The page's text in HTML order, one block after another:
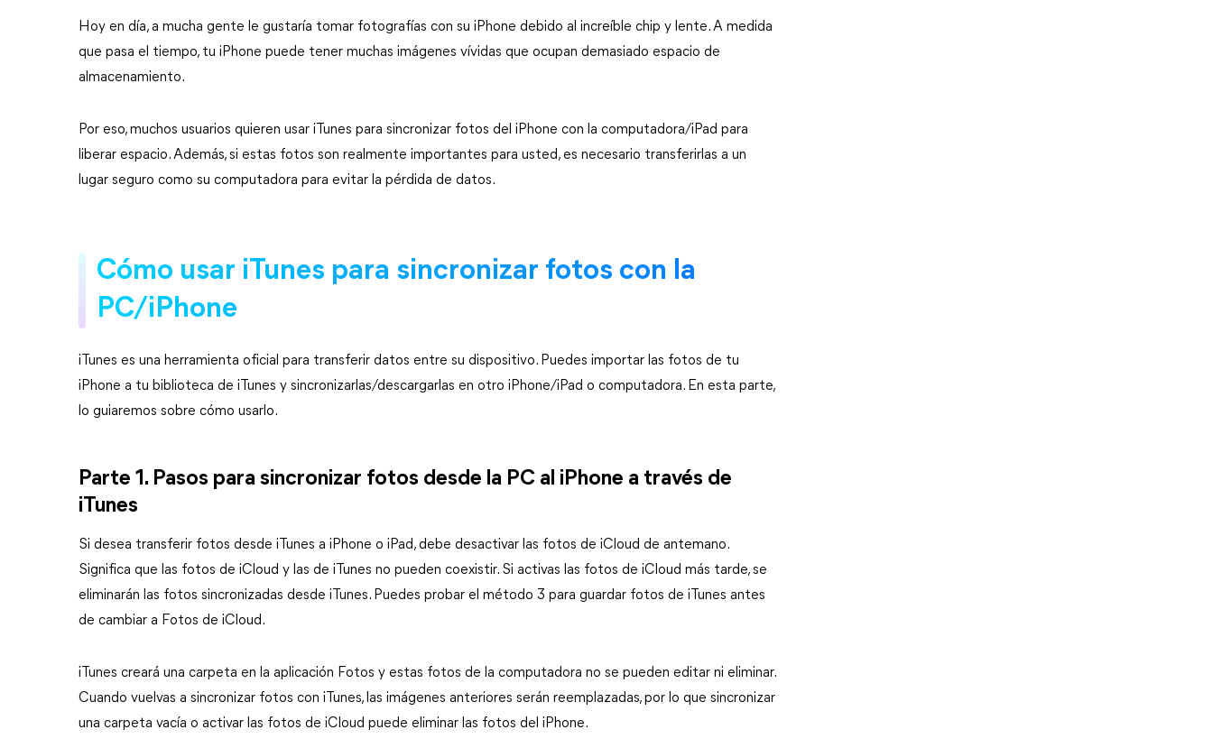
Hoy en día, a mucha gente le gustaría tomar fotografías con su iPhone debido al increíble chip y lente. A medida
que pasa el tiempo, tu iPhone puede tener muchas imágenes vívidas que ocupan demasiado espacio de
almacenamiento.
Por eso, muchos usuarios quieren usar iTunes para sincronizar fotos del iPhone con la computadora/iPad para
liberar espacio. Además, si estas fotos son realmente importantes para usted, es necesario transferirlas a un
lugar seguro como su computadora para evitar la pérdida de datos.
Cómo usar iTunes para sincronizar fotos con la
PC/iPhone
iTunes es una herramienta oficial para transferir datos entre su dispositivo. Puedes importar las fotos de tu
iPhone a tu biblioteca de iTunes y sincronizarlas/descargarlas en otro iPhone/iPad o computadora. En esta parte,
lo guiaremos sobre cómo usarlo.
Parte 1. Pasos para sincronizar fotos desde la PC al iPhone a través de
iTunes
Si desea transferir fotos desde iTunes a iPhone o iPad, debe desactivar las fotos de iCloud de antemano.
Significa que las fotos de iCloud y las de iTunes no pueden coexistir. Si activas las fotos de iCloud más tarde, se
eliminarán las fotos sincronizadas desde iTunes. Puedes probar el método 3 para guardar fotos de iTunes antes
de cambiar a Fotos de iCloud.
iTunes creará una carpeta en la aplicación Fotos y estas fotos de la computadora no se pueden editar ni eliminar.
Cuando vuelvas a sincronizar fotos con iTunes, las imágenes anteriores serán reemplazadas, por lo que sincronizar
una carpeta vacía o activar las fotos de iCloud puede eliminar las fotos del iPhone.